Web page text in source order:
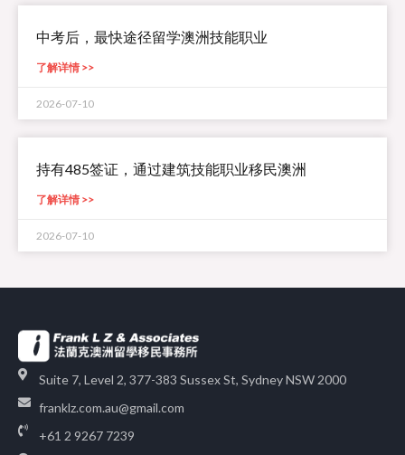
中考后，最快途径留学澳洲技能职业
了解详情 >>
2026-07-10
持有485签证，通过建筑技能职业移民澳洲
了解详情 >>
2026-07-10
Suite 7, Level 2, 377-383 Sussex St, Sydney NSW 2000
franklz.com.au@gmail.com
+61 2 9267 7239